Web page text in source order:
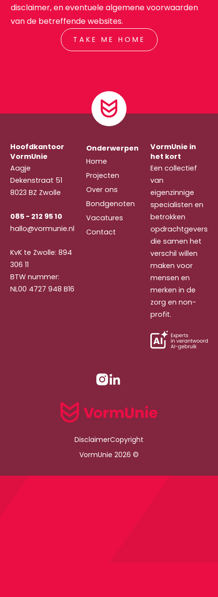
disclaimer, en eventuele algemene voorwaarden
van de betreffende websites.
TAKE ME HOME
Hoofdkantoor
VormUnie
Aagje
Dekenstraat 51
8023 BZ Zwolle
085 - 212 95 10
hallo@vormunie.nl
KvK te Zwolle: 894
306 11
BTW nummer:
NL00 4727 948 B16
Onderwerpen
Home
Projecten
Over ons
Bondgenoten
Vacatures
Contact
VormUnie in
het kort
Een collectief
van
eigenzinnige
specialisten en
betrokken
opdrachtgevers
die samen het
verschil willen
maken voor
mensen en
merken in de
zorg en non-
profit.
DisclaimerCopyright
VormUnie 2026 ©